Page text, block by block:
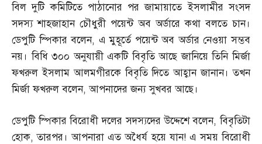
বিল দুটি কমিটিতে পাঠানোর পর জামায়াতে ইসলামীর সংসদ
সদস্য শাহজাহান চৌধুরী পয়েন্ট অব অর্ডারে কথা বলতে চান।
ডেপুটি স্পিকার বলেন, এ মুহূর্তে পয়েন্ট অব অর্ডার নেওয়া সম্ভব
নয়। বিধি ৩০০ অনুযায়ী একটি বিবৃতি আছে জানিয়ে তিনি মির্জা
ফখরুল ইসলাম আলমগীরকে বিবৃতি দিতে আহ্বান জানান। তখন
মির্জা ফখরুল বলেন,আপনাদের জন্য সুখবর আছে।
ডেপুটি স্পিকার বিরোধী দলের সদস্যদের উদ্দেশে বলেন,বিবৃতিটা
হোক,তারপর। আপনারা এত অধৈর্য হয়ে যান! এ সময় বিরোধী